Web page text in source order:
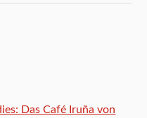
Das Café Iruña von